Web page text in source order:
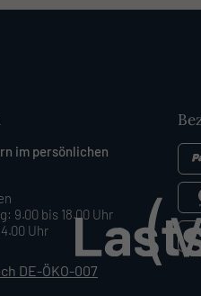
im persönlichen
9.00 bis 18.00 Uhr
Uhr
DE-ÖKO-007